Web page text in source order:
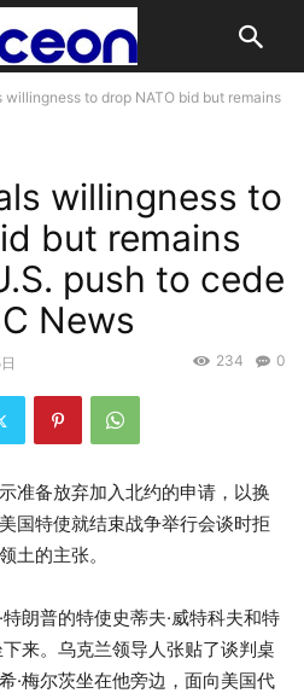
willingness to drop NATO bid but remains
willingness to
but remains
push to cede
News
0
234
准备放弃加入北约的申请，以换
国特使就结束战争举行会谈时拒
土的主张。
朗普的特使史蒂夫·威特科夫和特
来。乌克兰领导人张贴了谈判桌
·梅尔茨坐在他旁边，面向美国代